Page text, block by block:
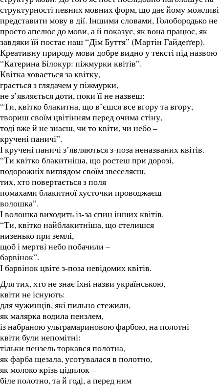
структурності певних мовних форм, що дає йому
представити мову в дії. Іншими словами, Голобородько не
просто апелює до мови, а й показує, як вона працює, як
завдяки їй постає наш “Дім Буття” (Мартін Гайдеґґер).
Креативну природу мови добре видно у тексті під назвою
“Катерина Білокур: піжмурки квітів”.
Квітка ховається за квітку,
грається з глядачем у піжмурки,
не з’являється доти, поки її не назвеш:
“Ти, квітко блакитна, що в’єшся все вгору та вгору,
твориш своїм цвітінням перед очима стіну,
тоді вже й не знаєш, чи то квіти, чи небо –
кручені паничі”.
І кручені паничі з’являються з-поза неназваних квітів.
“Ти квітко блакитніша, що ростеш при дорозі,
подорожніх виглядом своїм звеселяєш,
тих, хто повертається з поля
помахами блакитної хусточки проводжаєш –
волошка”.
І волошка виходить із-за спин інших квітів.
“Ти, квітко найблакитніша, що стелишся
низенько при землі,
щоб і мертві небо побачили –
барвінок”.
І барвінок цвіте з-поза невідомих квітів.
Для тих, хто не знає їхні назви українською,
квіти не існують:
для чужинців, які пильно стежили,
як малярка водила пензлем,
із набраною ультрамариновою фарбою, на полотні –
квіти були непомітні:
тільки пензель торкався полотна,
як фарба щезала, усотувалася в полотно,
як молоко крізь цідилок –
біле полотно, та й годі, а перед ним